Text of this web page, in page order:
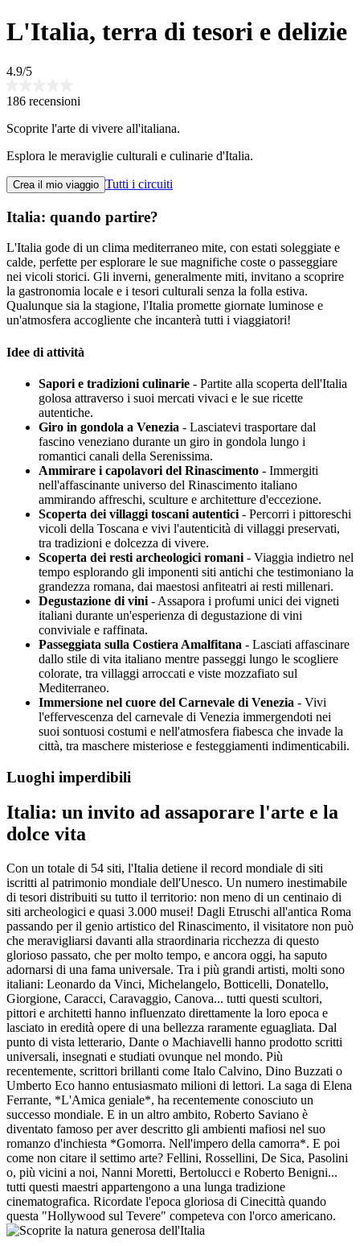
L'Italia, terra di tesori e delizie
4.9/5
186 recensioni
Scoprite l'arte di vivere all'italiana.
Esplora le meraviglie culturali e culinarie d'Italia.
Crea il mio viaggio Tutti i circuiti
Italia: quando partire?
L'Italia gode di un clima mediterraneo mite, con estati soleggiate e
calde, perfette per esplorare le sue magnifiche coste o passeggiare
nei vicoli storici. Gli inverni, generalmente miti, invitano a scoprire
la gastronomia locale e i tesori culturali senza la folla estiva.
Qualunque sia la stagione, l'Italia promette giornate luminose e
un'atmosfera accogliente che incanterà tutti i viaggiatori!
Idee di attività
Sapori e tradizioni culinarie - Partite alla scoperta dell'Italia
golosa attraverso i suoi mercati vivaci e le sue ricette
autentiche.
Giro in gondola a Venezia - Lasciatevi trasportare dal
fascino veneziano durante un giro in gondola lungo i
romantici canali della Serenissima.
Ammirare i capolavori del Rinascimento - Immergiti
nell'affascinante universo del Rinascimento italiano
ammirando affreschi, sculture e architetture d'eccezione.
Scoperta dei villaggi toscani autentici - Percorri i pittoreschi
vicoli della Toscana e vivi l'autenticità di villaggi preservati,
tra tradizioni e dolcezza di vivere.
Scoperta dei resti archeologici romani - Viaggia indietro nel
tempo esplorando gli imponenti siti antichi che testimoniano la
grandezza romana, dai maestosi anfiteatri ai resti millenari.
Degustazione di vini - Assapora i profumi unici dei vigneti
italiani durante un'esperienza di degustazione di vini
conviviale e raffinata.
Passeggiata sulla Costiera Amalfitana - Lasciati affascinare
dallo stile di vita italiano mentre passeggi lungo le scogliere
colorate, tra villaggi arroccati e viste mozzafiato sul
Mediterraneo.
Immersione nel cuore del Carnevale di Venezia - Vivi
l'effervescenza del carnevale di Venezia immergendoti nei
suoi sontuosi costumi e nell'atmosfera fiabesca che invade la
città, tra maschere misteriose e festeggiamenti indimenticabili.
Luoghi imperdibili
Italia: un invito ad assaporare l'arte e la
dolce vita
Con un totale di 54 siti, l'Italia detiene il record mondiale di siti
iscritti al patrimonio mondiale dell'Unesco. Un numero inestimabile
di tesori distribuiti su tutto il territorio: non meno di un centinaio di
siti archeologici e quasi 3.000 musei! Dagli Etruschi all'antica Roma
passando per il genio artistico del Rinascimento, il visitatore non può
che meravigliarsi davanti alla straordinaria ricchezza di questo
glorioso passato, che per molto tempo, e ancora oggi, ha saputo
adornarsi di una fama universale. Tra i più grandi artisti, molti sono
italiani: Leonardo da Vinci, Michelangelo, Botticelli, Donatello,
Giorgione, Caracci, Caravaggio, Canova... tutti questi scultori,
pittori e architetti hanno influenzato direttamente la loro epoca e
lasciato in eredità opere di una bellezza raramente eguagliata. Dal
punto di vista letterario, Dante o Machiavelli hanno prodotto scritti
universali, insegnati e studiati ovunque nel mondo. Più
recentemente, scrittori brillanti come Italo Calvino, Dino Buzzati o
Umberto Eco hanno entusiasmato milioni di lettori. La saga di Elena
Ferrante, *L'Amica geniale*, ha recentemente conosciuto un
successo mondiale. E in un altro ambito, Roberto Saviano è
diventato famoso per aver descritto gli ambienti mafiosi nel suo
romanzo d'inchiesta *Gomorra. Nell'impero della camorra*. E poi
come non citare il settimo arte? Fellini, Rossellini, De Sica, Pasolini
o, più vicini a noi, Nanni Moretti, Bertolucci e Roberto Benigni...
tutti questi maestri appartengono a una lunga tradizione
cinematografica. Ricordate l'epoca gloriosa di Cinecittà quando
questa "Hollywood sul Tevere" competeva con l'orco americano.